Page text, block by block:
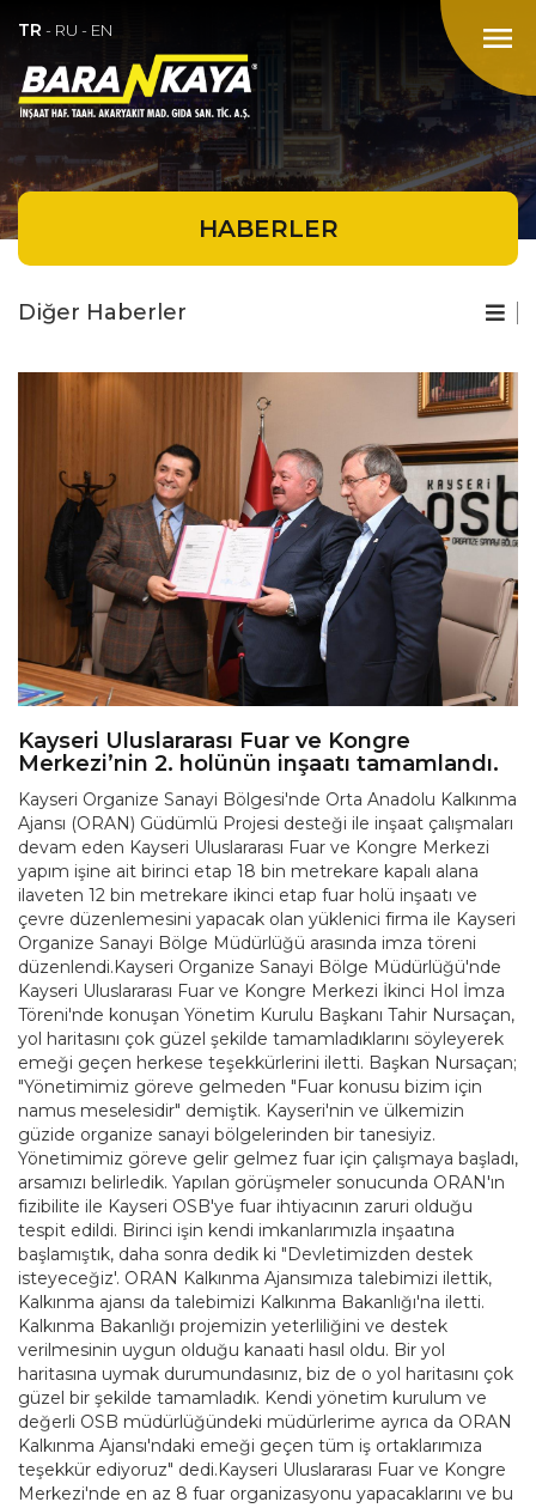
menu
TR - RU - EN
HABERLER
Diğer Haberler
Kayseri Uluslararası Fuar ve Kongre
Merkezi’nin 2. holünün inşaatı tamamlandı.
Kayseri Organize Sanayi Bölgesi'nde Orta Anadolu Kalkınma
Ajansı (ORAN) Güdümlü Projesi desteği ile inşaat çalışmaları
devam eden Kayseri Uluslararası Fuar ve Kongre Merkezi
yapım işine ait birinci etap 18 bin metrekare kapalı alana
ilaveten 12 bin metrekare ikinci etap fuar holü inşaatı ve
çevre düzenlemesini yapacak olan yüklenici firma ile Kayseri
Organize Sanayi Bölge Müdürlüğü arasında imza töreni
düzenlendi.Kayseri Organize Sanayi Bölge Müdürlüğü'nde
Kayseri Uluslararası Fuar ve Kongre Merkezi İkinci Hol İmza
Töreni'nde konuşan Yönetim Kurulu Başkanı Tahir Nursaçan,
yol haritasını çok güzel şekilde tamamladıklarını söyleyerek
emeği geçen herkese teşekkürlerini iletti. Başkan Nursaçan;
"Yönetimimiz göreve gelmeden "Fuar konusu bizim için
namus meselesidir" demiştik. Kayseri'nin ve ülkemizin
güzide organize sanayi bölgelerinden bir tanesiyiz.
Yönetimimiz göreve gelir gelmez fuar için çalışmaya başladı,
arsamızı belirledik. Yapılan görüşmeler sonucunda ORAN'ın
fizibilite ile Kayseri OSB'ye fuar ihtiyacının zaruri olduğu
tespit edildi. Birinci işin kendi imkanlarımızla inşaatına
başlamıştık, daha sonra dedik ki "Devletimizden destek
isteyeceğiz'. ORAN Kalkınma Ajansımıza talebimizi ilettik,
Kalkınma ajansı da talebimizi Kalkınma Bakanlığı'na iletti.
Kalkınma Bakanlığı projemizin yeterliliğini ve destek
verilmesinin uygun olduğu kanaati hasıl oldu. Bir yol
haritasına uymak durumundasınız, biz de o yol haritasını çok
güzel bir şekilde tamamladık. Kendi yönetim kurulum ve
değerli OSB müdürlüğündeki müdürlerime ayrıca da ORAN
Kalkınma Ajansı'ndaki emeği geçen tüm iş ortaklarımıza
teşekkür ediyoruz" dedi.Kayseri Uluslararası Fuar ve Kongre
Merkezi'nde en az 8 fuar organizasyonu yapacaklarını ve bu